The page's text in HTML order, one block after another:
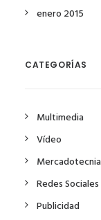
enero 2015
CATEGORÍAS
Multimedia
Vídeo
Mercadotecnia
Redes Sociales
Publicidad